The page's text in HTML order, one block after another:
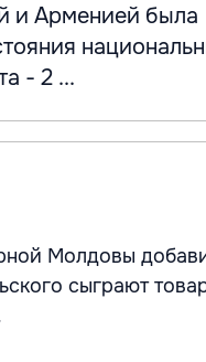
и Арменией была
- 2 ...
Молдовы
сыграют